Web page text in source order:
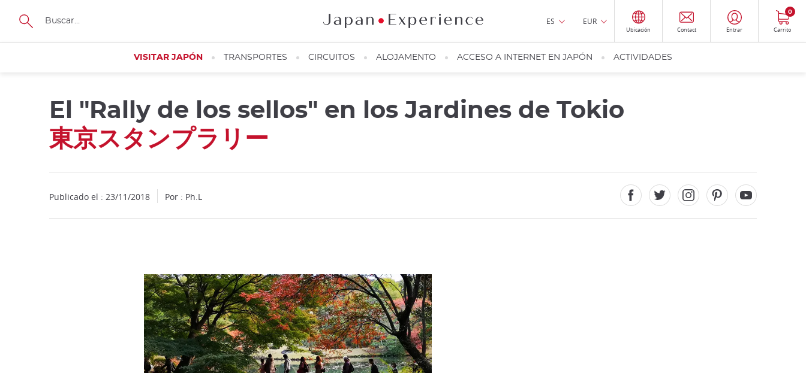
Tamaño
ES EUR
Ubicación Contact Entrar Carrito
0
VISITAR JAPÓN TRANSPORTES CIRCUITOS ALOJAMENTO ACCESO A INTERNET EN JAPÓN ACTIVIDADES
El "Rally de los sellos" en los Jardines de Tokio
東京スタンプラリー
Publicado el : 23/11/2018 Por : Ph.L